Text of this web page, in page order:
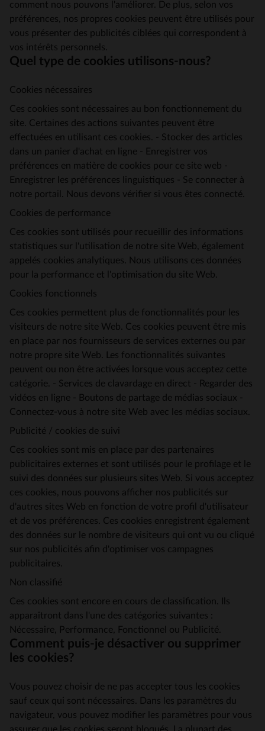
comment nous pouvons l'améliorer. De plus, selon vos
préférences, nos propres cookies peuvent être utilisés pour
vous présenter des publicités ciblées qui correspondent à
vos intérêts personnels.
Quel type de cookies utilisons-nous?
Cookies nécessaires
Ces cookies sont nécessaires au bon fonctionnement du
site. Certaines des actions suivantes peuvent être
effectuées en utilisant ces cookies. - Stocker des articles
dans un panier d'achat en ligne - Enregistrer vos
préférences en matière de cookies pour ce site web -
Enregistrer les préférences linguistiques - Se connecter à
notre portail. Nous devons vérifier si vous êtes connecté.
Cookies de performance
Ces cookies sont utilisés pour recueillir des informations
statistiques sur l'utilisation de notre site Web, également
appelés cookies analytiques. Nous utilisons ces données
pour la performance et l'optimisation du site Web.
Cookies fonctionnels
Ces cookies permettent plus de fonctionnalités pour les
visiteurs de notre site Web. Ces cookies peuvent être mis
en place par nos fournisseurs de services externes ou par
notre propre site Web. Les fonctionnalités suivantes
peuvent ou non être activées lorsque vous acceptez cette
catégorie. - Services de clavardage en direct - Regarder des
vidéos en ligne - Boutons de partage de médias sociaux -
Connectez-vous à notre site Web avec les médias sociaux.
Publicité / cookies de suivi
Ces cookies sont mis en place par des partenaires
publicitaires externes et sont utilisés pour le profilage et le
suivi des données sur plusieurs sites Web. Si vous acceptez
ces cookies, nous pouvons afficher nos publicités sur
d'autres sites Web en fonction de votre profil d'utilisateur
et de vos préférences. Ces cookies enregistrent également
des données sur le nombre de visiteurs qui ont vu ou cliqué
sur nos publicités afin d'optimiser vos campagnes
publicitaires.
Non classifié
Ces cookies sont encore en cours de classification. Ils
apparaîtront dans l'une des catégories suivantes :
Nécessaire, Performance, Fonctionnel ou Publicité.
Comment puis-je désactiver ou supprimer
les cookies?
Vous pouvez choisir de ne pas accepter tous les cookies
sauf ceux qui sont nécessaires. Dans les paramètres du
navigateur, vous pouvez modifier les paramètres pour vous